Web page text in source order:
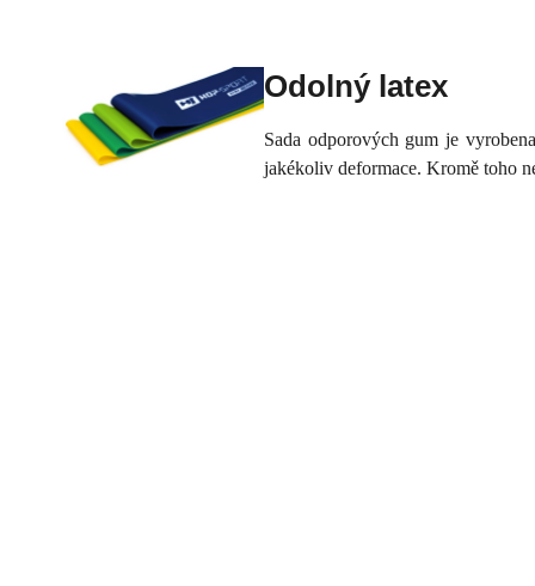
Odolný latex
Sada odporových gum je
jakékoliv deformace. Kromě toho